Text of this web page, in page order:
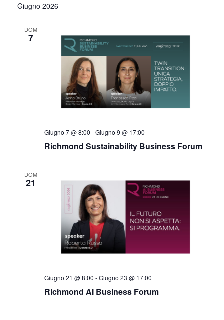
Giugno 2026
DOM
7
Richmond Sustainability Business Forum
Giugno 7 @ 8:00 -Giugno 9 @ 17:00
DOM
21
Richmond AI Business Forum
Giugno 21 @ 8:00 -Giugno 23 @ 17:00